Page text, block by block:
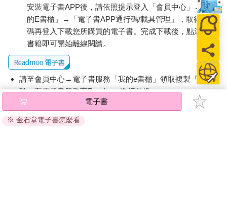
安裝電子書APP後，請依照提示登入「會員中心」→「我
的E書櫃」→「電子書APP通行碼/載具管理」，取得通行
碼再登入下載您所購買的電子書。完成下載後，點選任一
書籍即可開始離線閱讀。
請至會員中心→電子書服務「我的e書櫃」領取複製『兌換
碼』至電子書服務商Readmoo進行兌換。
退換貨須知：
因版權保護，您在金石堂所購買的電子書僅能以金石堂專屬
電子書
※ 金石堂電子書怎麼看